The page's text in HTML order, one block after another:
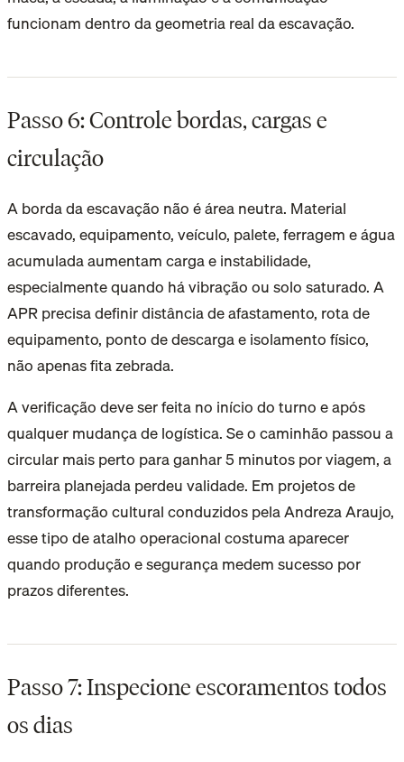
funcionam dentro da geometria real da escavação.
Passo 6: Controle bordas, cargas e
circulação
A borda da escavação não é área neutra. Material
escavado, equipamento, veículo, palete, ferragem e água
acumulada aumentam carga e instabilidade,
especialmente quando há vibração ou solo saturado. A
APR precisa definir distância de afastamento, rota de
equipamento, ponto de descarga e isolamento físico,
não apenas fita zebrada.
A verificação deve ser feita no início do turno e após
qualquer mudança de logística. Se o caminhão passou a
circular mais perto para ganhar 5 minutos por viagem, a
barreira planejada perdeu validade. Em projetos de
transformação cultural conduzidos pela Andreza Araujo,
esse tipo de atalho operacional costuma aparecer
quando produção e segurança medem sucesso por
prazos diferentes.
Passo 7: Inspecione escoramentos todos
os dias